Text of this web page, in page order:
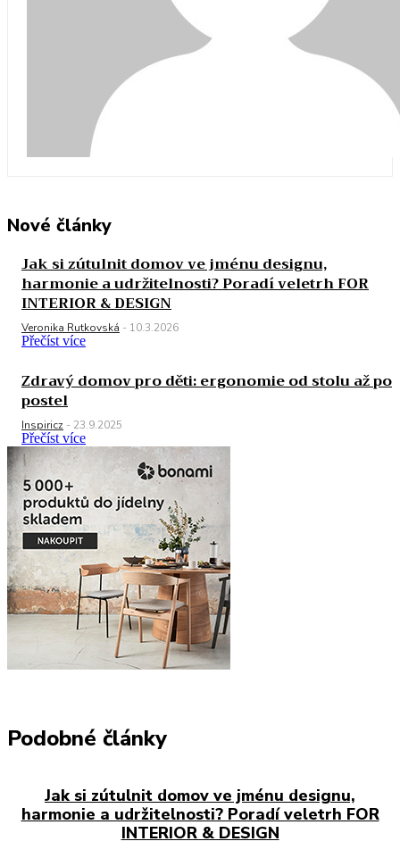
Nové články
Jak si zútulnit domov ve jménu designu,
harmonie a udržitelnosti? Poradí veletrh FOR
INTERIOR & DESIGN
Veronika Rutkovská - 10.3.2026
Přečíst více
Zdravý domov pro děti: ergonomie od stolu až po
postel
Inspiricz - 23.9.2025
Přečíst více
Podobné články
Jak si zútulnit domov ve jménu designu,
harmonie a udržitelnosti? Poradí veletrh FOR
INTERIOR & DESIGN